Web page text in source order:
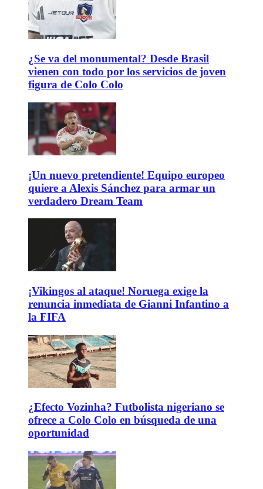
¿Se va del monumental? Desde Brasil
vienen con todo por los servicios de joven
figura de Colo Colo
¡Un nuevo pretendiente! Equipo europeo
quiere a Alexis Sánchez para armar un
verdadero Dream Team
¡Vikingos al ataque! Noruega exige la
renuncia inmediata de Gianni Infantino a
la FIFA
¿Efecto Vozinha? Futbolista nigeriano se
ofrece a Colo Colo en búsqueda de una
oportunidad